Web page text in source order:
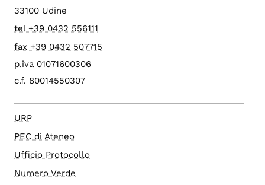
33100 Udine
tel +39 0432 556111
fax +39 0432 507715
p.iva 01071600306
c.f. 80014550307
URP
PEC di Ateneo
Ufficio Protocollo
Numero Verde